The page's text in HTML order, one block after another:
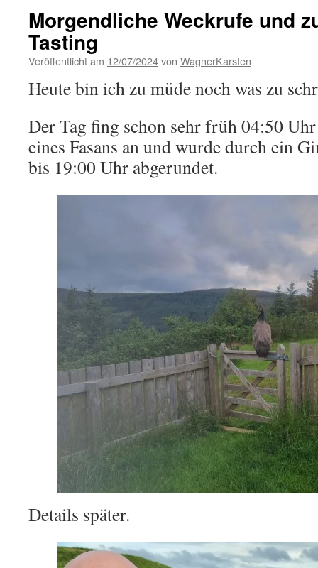
Morgendliche Weckrufe und
Tasting
Veröffentlicht am 12/07/2024von WagnerKarsten
Heute bin ich zu müde noch was zu
Der Tag fing schon sehr früh 04:50
eines Fasans an und wurde durch ein
bis 19:00 Uhr abgerundet.
Details später.